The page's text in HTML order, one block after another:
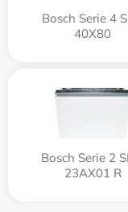
Bosch Serie 4
40X80
Bosch Serie 2
23AX01 R